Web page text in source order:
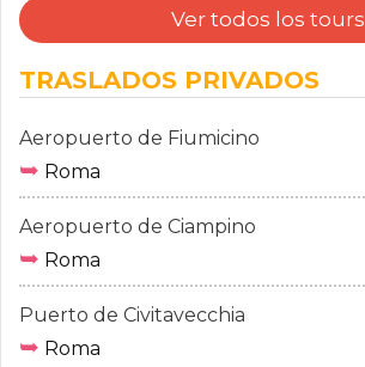
Ver todos los tours
TRASLADOS PRIVADOS
Aeropuerto de Fiumicino
➥ Roma
Aeropuerto de Ciampino
➥ Roma
Puerto de Civitavecchia
➥ Roma